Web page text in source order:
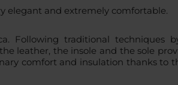
elegant and extremely comfortable.
Following traditional techniques
leather, the insole and the sole
comfort and insulation thanks to